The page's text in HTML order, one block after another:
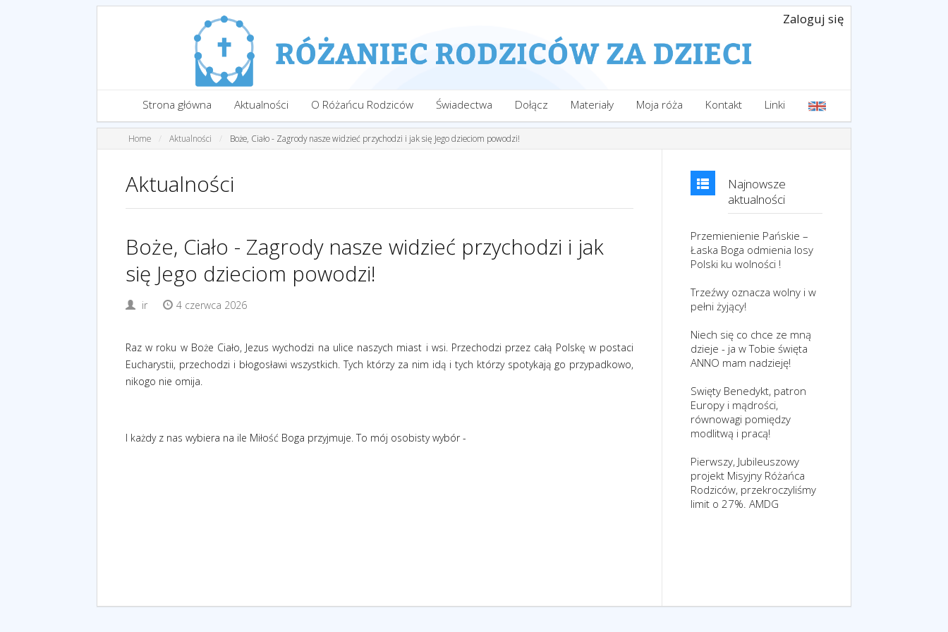
Zaloguj się
Strona główna Aktualności O Różańcu Rodziców Świadectwa Dołącz Materiały Moja róża Kontakt Linki
Home Aktualności Boże, Ciało - Zagrody nasze widzieć przychodzi i jak się Jego dzieciom powodzi!
Aktualności
Boże, Ciało - Zagrody nasze widzieć przychodzi i jak
się Jego dzieciom powodzi!
ir 4 czerwca 2026
Raz w roku w Boże Ciało, Jezus wychodzi na ulice naszych miast i wsi. Przechodzi przez całą Polskę w postaci
Eucharystii, przechodzi i błogosławi wszystkich. Tych którzy za nim idą i tych którzy spotykają go przypadkowo,
nikogo nie omija.
I każdy z nas wybiera na ile Miłość Boga przyjmuje. To mój osobisty wybór -
Najnowsze
aktualności
Przemienienie Pańskie –
Łaska Boga odmienia losy
Polski ku wolności !
Trzeźwy oznacza wolny i w
pełni żyjący!
Niech się co chce ze mną
dzieje - ja w Tobie święta
ANNO mam nadzieję!
Swięty Benedykt, patron
Europy i mądrości,
równowagi pomiędzy
modlitwą i pracą!
Pierwszy, Jubileuszowy
projekt Misyjny Różańca
Rodziców, przekroczyliśmy
limit o 27%. AMDG